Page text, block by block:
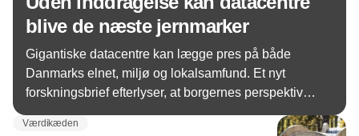
blive de næste jernmarker
Gigantiske datacentre kan lægge pres på både
Danmarks elnet, miljø og lokalsamfund. Et nyt
forskningsbrief efterlyser, at borgernes perspektiv
Værdikæden